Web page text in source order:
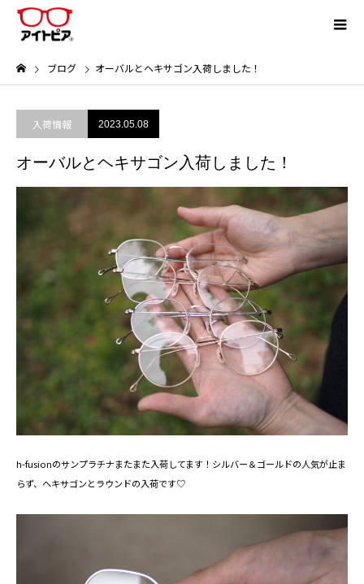
ブログ オーバルとヘキサゴン入荷しました！
入荷情報 2023.05.08
オーバルとヘキサゴン入荷しました！
h-fusionのサンプラチナまたまた入荷してます！シルバー＆ゴールドの人気が止ま
らず、ヘキサゴンとラウンドの入荷です♡